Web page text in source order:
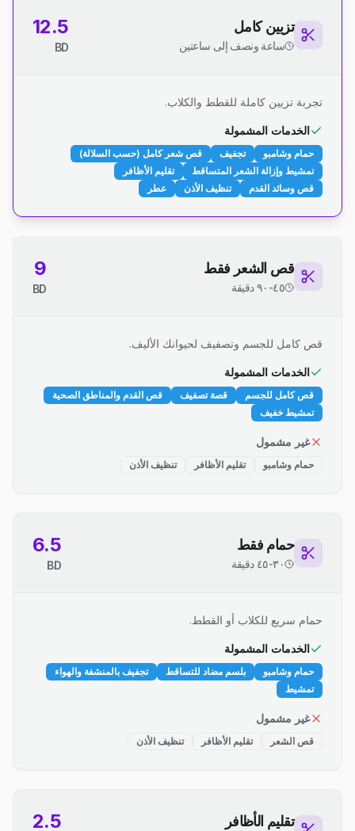
تزيين كامل
ساعة ونصف إلى ساعتين
12.5
BD
تجربة تزيين كاملة للقطط والكلاب.
الخدمات المشمولة
حمام وشامبو تجفيف
قص شعر كامل (حسب السلالة)
تمشيط وإزالة الشعر المتساقط
تقليم الأظافر
قص وسائد القدم
تنظيف الأذن عطر
قص الشعر فقط
٤٥-٩٠ دقيقة
9
BD
قص كامل للجسم وتصفيف لحيوانك الأليف.
الخدمات المشمولة
قص كامل للجسم قصة تصفيف
قص القدم والمناطق الصحية
تمشيط خفيف
غير مشمول
حمام وشامبو تقليم الأظافر تنظيف الأذن
حمام فقط
٣٠-٤٥ دقيقة
6.5
BD
حمام سريع للكلاب أو القطط.
الخدمات المشمولة
حمام وشامبو بلسم مضاد للتساقط
تجفيف بالمنشفة والهواء
تمشيط
غير مشمول
قص الشعر تقليم الأظافر تنظيف الأذن
تقليم الأظافر 2.5